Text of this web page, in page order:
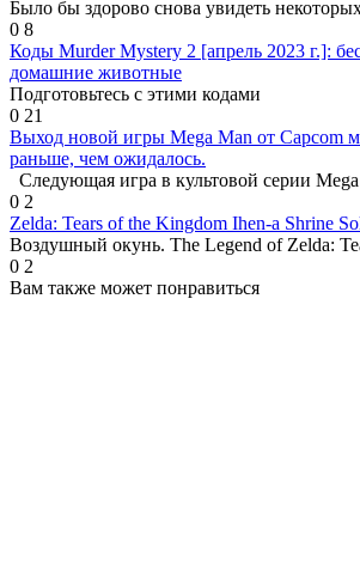
Было бы здорово снова увидеть
0 8
Коды Murder Mystery 2 [апрель 2023 г.]:
домашние животные
Подготовьтесь с этими кодами
0 21
Выход новой игры Mega Man от Capcom
раньше, чем ожидалось.
Следующая игра в культовой серии
0 2
Zelda: Tears of the Kingdom Ihen-a Shrine
Воздушный окунь. The Legend of Zelda:
0 2
Вам также может понравиться